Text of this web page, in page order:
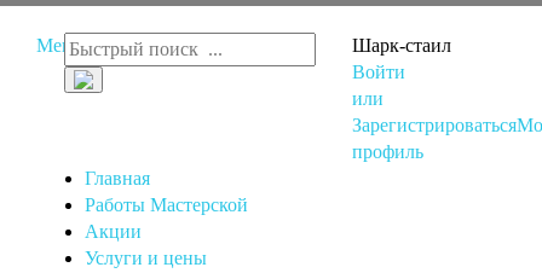
Меню
Шарк-стаил
Войти
или
Зарегистрироваться
профиль
Главная
Работы Мастерской
Акции
Услуги и цены